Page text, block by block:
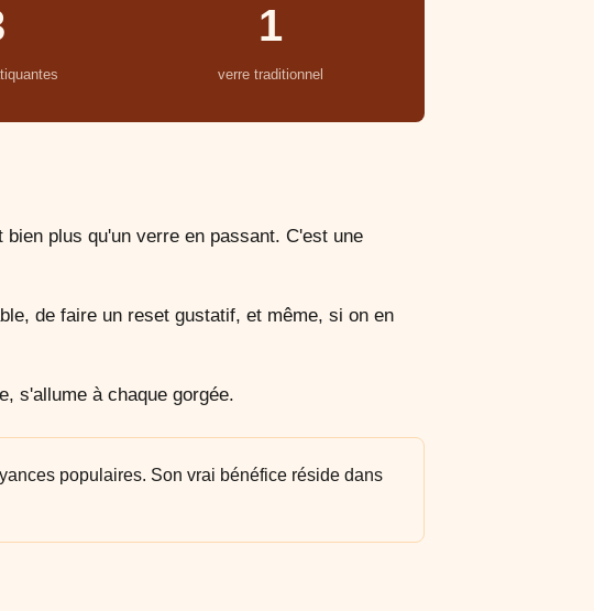
1
verre traditionnel
plus qu'un verre en passant. C'est une
de faire un reset gustatif, et même, si on en
s'allume à chaque gorgée.
populaires. Son vrai bénéfice réside dans